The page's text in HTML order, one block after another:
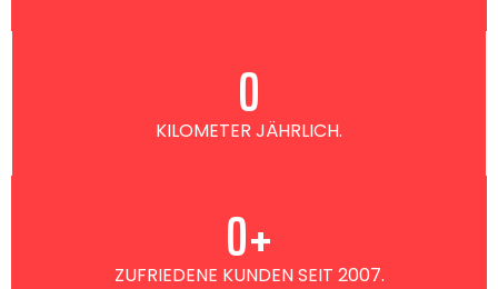
KILOMETER JÄHRLICH.
0
ZUFRIEDENE KUNDEN SEIT 2007.
0+